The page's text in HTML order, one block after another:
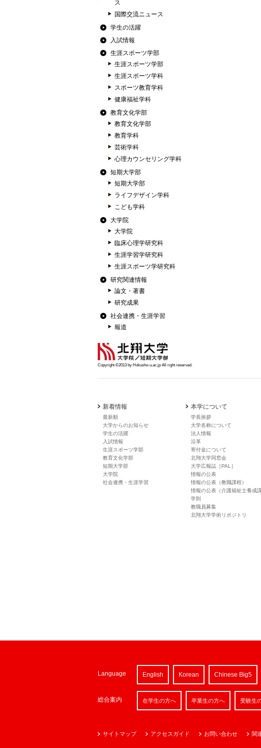
ス
国際交流ニュース
学生の活躍
入試情報
生涯スポーツ学部
生涯スポーツ学部
生涯スポーツ学科
スポーツ教育学科
健康福祉学科
教育文化学部
教育文化学部
教育学科
芸術学科
心理カウンセリング学科
短期大学部
短期大学部
ライフデザイン学科
こども学科
大学院
大学院
臨床心理学研究科
生涯学習学研究科
生涯スポーツ学研究科
研究関連情報
論文・著書
研究成果
社会連携・生涯学習
報道
Copyright ©2013 by Hokusho-u.ac.jp All right reserved.
新着情報
最新順
大学からのお知らせ
学生の活躍
入試情報
生涯スポーツ学部
教育文化学部
短期大学部
大学院
社会連携・生涯学習
本学について
学長挨拶
大学名称について
法人情報
沿革
寄付金について
北翔大学同窓会
大学広報誌［PAL］
情報の公表
情報の公表（教職課程）
情報の公表（介護福祉士養成課
学則
教職員募集
北翔大学学術リポジトリ
Language English Korean Chinese Big5
総合案内 在学生の方へ 卒業生の方へ 受験生
サイトマップ アクセスガイド お問い合わせ 関